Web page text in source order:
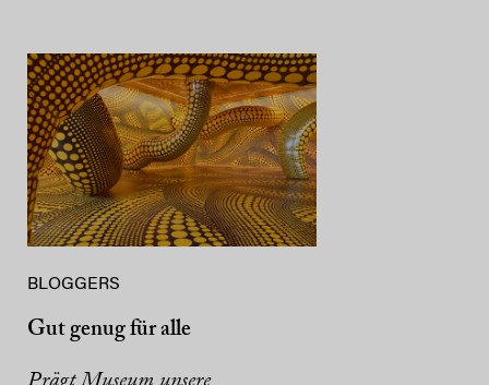
BLOGGERS
Gut genug für alle